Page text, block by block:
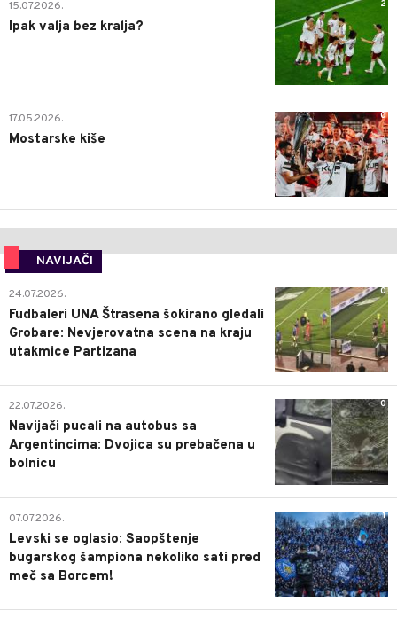
2
15.07.2026.
Ipak valja bez kralja?
0
17.05.2026.
Mostarske kiše
NAVIJAČI
0
24.07.2026.
Fudbaleri UNA Štrasena šokirano gledali
Grobare: Nevjerovatna scena na kraju
utakmice Partizana
0
22.07.2026.
Navijači pucali na autobus sa
Argentincima: Dvojica su prebačena u
bolnicu
1
07.07.2026.
Levski se oglasio: Saopštenje
bugarskog šampiona nekoliko sati pred
meč sa Borcem!